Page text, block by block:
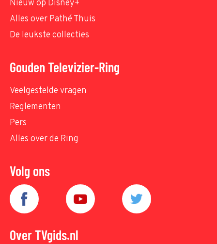
Nieuw op Disney+
Alles over Pathé Thuis
De leukste collecties
Gouden Televizier-Ring
Veelgestelde vragen
Reglementen
Pers
Alles over de Ring
Volg ons
Over TVgids.nl